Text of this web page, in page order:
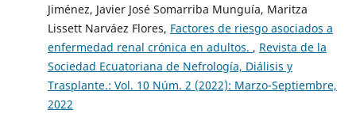
Jiménez, Javier José Somarriba Munguía, Maritza
Lissett Narváez Flores, Factores de riesgo asociados a
enfermedad renal crónica en adultos. , Revista de la
Sociedad Ecuatoriana de Nefrología, Diálisis y
Trasplante.: Vol. 10 Núm. 2 (2022): Marzo-Septiembre,
2022